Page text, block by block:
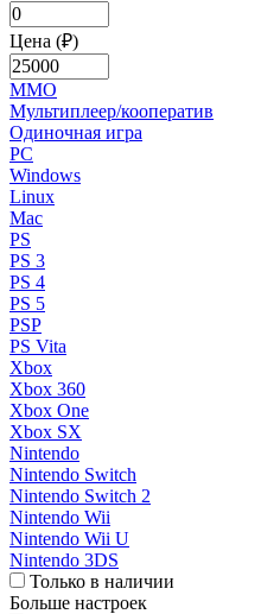
Цена (₽)
MMO
Мультиплеер/кооператив
Одиночная игра
PC
Windows
Linux
Mac
PS
PS 3
PS 4
PS 5
PSP
PS Vita
Xbox
Xbox 360
Xbox One
Xbox SX
Nintendo
Nintendo Switch
Nintendo Switch 2
Nintendo Wii
Nintendo Wii U
Nintendo 3DS
Только в наличии
Больше настроек